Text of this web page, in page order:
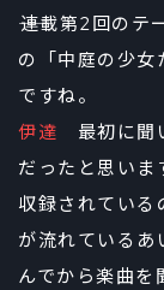
――連載第2回の
の「中庭の少
ですね。
伊達 最初に聞
だったと思いま
収録されている
が流れているあ
んでから楽曲を